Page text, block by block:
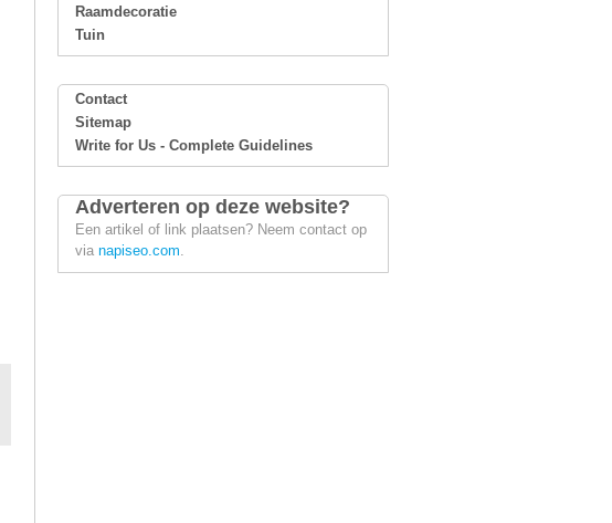
Raamdecoratie
Tuin
Contact
Sitemap
Write for Us - Complete Guidelines
Adverteren op deze website?
Een artikel of link plaatsen? Neem contact op
via napiseo.com.